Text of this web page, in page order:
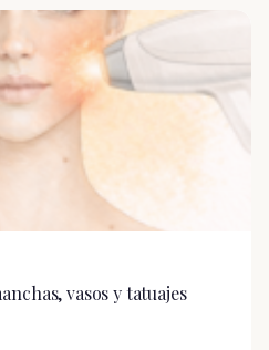
vasos y tatuajes